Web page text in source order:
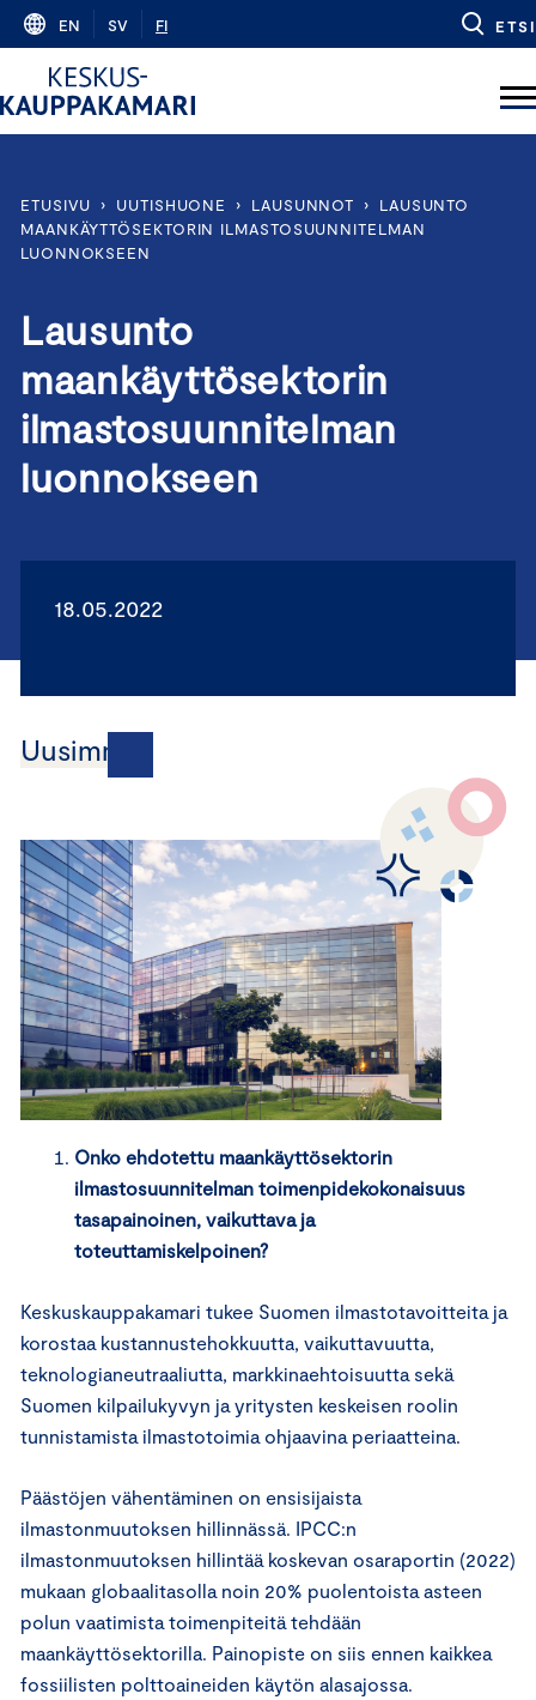
Skip
content
EN SV FI ETSI
ETUSIVU › UUTISHUONE › LAUSUNNOT ›
LAUSUNTO
MAANKÄYTTÖSEKTORIN ILMASTOSUUNNITELMAN
LUONNOKSEEN
Lausunto
maankäyttösektorin
ilmastosuunnitelman
luonnokseen
18.05.2022
Uusimmat
Onko ehdotettu maankäyttösektorin
ilmastosuunnitelman toimenpidekokonaisuus
tasapainoinen, vaikuttava ja
toteuttamiskelpoinen?
Keskuskauppakamari tukee Suomen ilmastotavoitteita ja
korostaa kustannustehokkuutta, vaikuttavuutta,
teknologianeutraaliutta, markkinaehtoisuutta sekä
Suomen kilpailukyvyn ja yritysten keskeisen roolin
tunnistamista ilmastotoimia ohjaavina periaatteina.
Päästöjen vähentäminen on ensisijaista
ilmastonmuutoksen hillinnässä. IPCC:n
ilmastonmuutoksen hillintää koskevan osaraportin (2022)
mukaan globaalitasolla noin 20% puolentoista asteen
polun vaatimista toimenpiteitä tehdään
maankäyttösektorilla. Painopiste on siis ennen kaikkea
fossiilisten polttoaineiden käytön alasajossa.